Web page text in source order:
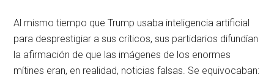
Al mismo tiempo que Trump usaba inteligencia artificial
para desprestigiar a sus críticos, sus partidarios difundían
la afirmación de que las imágenes de los enormes
mítines eran, en realidad, noticias falsas. Se equivocaban: